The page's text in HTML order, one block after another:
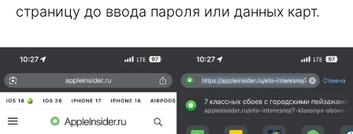
страницу до ввода пароля или данных карт.